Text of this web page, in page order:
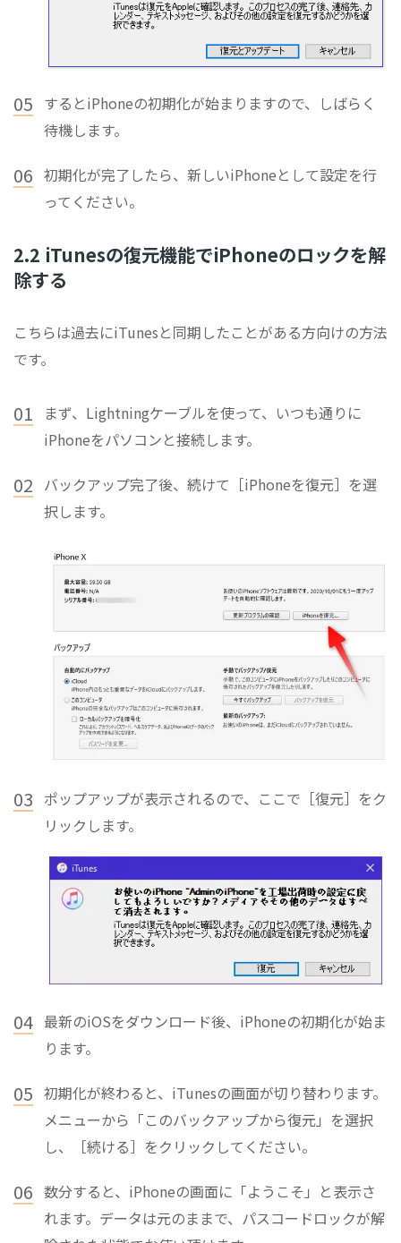
05 するとiPhoneの初期化が始まりますので、しばらく
待機します。
06 初期化が完了したら、新しいiPhoneとして設定を行
ってください。
2.2 iTunesの復元機能でiPhoneのロックを解
除する
こちらは過去にiTunesと同期したことがある方向けの方法
です。
01
まず、Lightningケーブルを使って、いつも通りに
iPhoneをパソコンと接続します。
02 バックアップ完了後、続けて［iPhoneを復元］を選
択します。
03 ポップアップが表示されるので、ここで［復元］をク
リックします。
04 最新のiOSをダウンロード後、iPhoneの初期化が始ま
ります。
05 初期化が終わると、iTunesの画面が切り替わります。
メニューから「このバックアップから復元」を選択
し、［続ける］をクリックしてください。
06 数分すると、iPhoneの画面に「ようこそ」と表示さ
れます。データは元のままで、パスコードロックが解